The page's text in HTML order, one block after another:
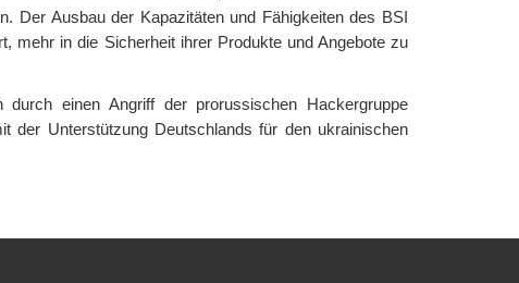
Der Ausbau der Kapazitäten und Fähigkeiten des BSI
mehr in die Sicherheit ihrer Produkte und Angebote zu
einen Angriff der prorussischen Hackergruppe
der Unterstützung Deutschlands für den ukrainischen